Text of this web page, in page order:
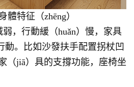
體特征（zhēng）
，行動緩（huǎn）慢，家具
動。比如沙發扶手配置拐杖凹
（jiā）具的支撐功能，座椅坐